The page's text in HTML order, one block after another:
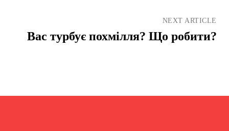
NEXT ARTICLE
Вас турбує похмілля? Що робити?